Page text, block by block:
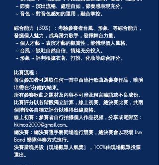
~ 節奏 ~ 演出流暢、處理自如，節奏感表現充分。
~ 音色 ~ 對音色感知的運用，融合掌控。
綜合能力（50%）：考驗參賽者台風、形象、等綜合能力，
發掘個人魅力，成為潛力歌手，發揮舞台力量。
~ 個人才藝 ~ 表演才藝的觀賞性，能體現個人風格。
~ 台風 ~ 談吐自然自信、情緒充分投入。
~ 形象 ~ 評判根據衣著、打扮、化妝等綜合評分。
比賽流程 ︰
每位參加者可選取任何一首中西流行歌曲為參賽作品，唯演
出需在5分鐘內結束。
所有參賽歌曲之題材及內容不可涉及粗言穢語或不良成份。
比賽評分以各階段獨立計算，線上初賽、總決賽比賽，共兩
個階段各自獨立評分以獲得出線資格。
線上初賽：參賽者自行拍攝個人作品視頻，分享或電郵至：
hkimca2000@gmail.com。
總決賽：總決賽選手將同場進行競賽，總決賽會以現場 Live
Band 樂隊伴奏方式進行。
決賽當晚另設［現場觀眾人氣獎］，100%由現場觀眾投票
選出。